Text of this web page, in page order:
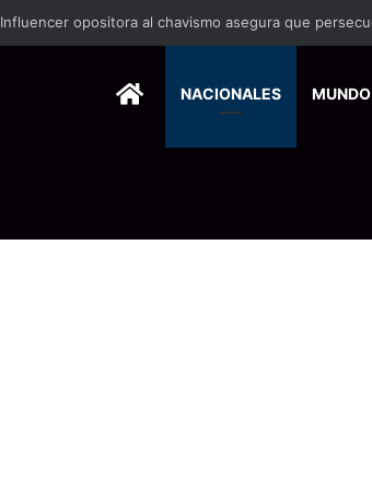
Industria plástica se suma a la economía circular
HOMENACIONALES MUNDO